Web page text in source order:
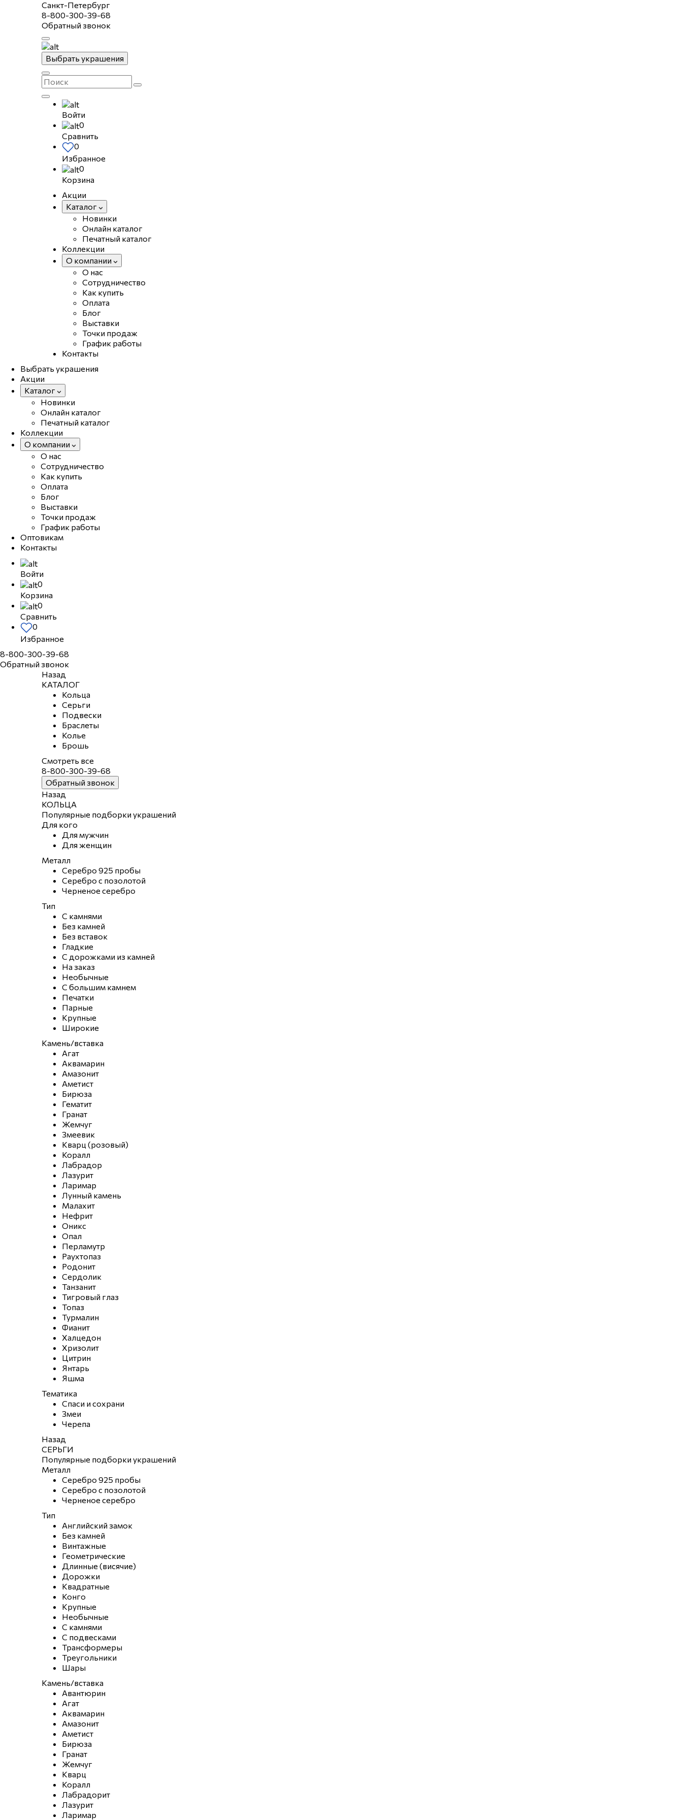
Санкт-Петербург
8-800-300-39-68
Обратный звонок
Выбрать украшения
Войти
0
Сравнить
0
Избранное
0
Корзина
Акции
Каталог
Новинки
Онлайн каталог
Печатный каталог
Коллекции
О компании
О нас
Сотрудничество
Как купить
Оплата
Блог
Выставки
Точки продаж
График работы
Контакты
Выбрать украшения
Акции
Каталог
Новинки
Онлайн каталог
Печатный каталог
Коллекции
О компании
О нас
Сотрудничество
Как купить
Оплата
Блог
Выставки
Точки продаж
График работы
Оптовикам
Контакты
Войти
0
Корзина
0
Сравнить
0
Избранное
8-800-300-39-68
Обратный звонок
Назад
КАТАЛОГ
Кольца
Серьги
Подвески
Браслеты
Колье
Брошь
Смотреть все
8-800-300-39-68
Обратный звонок
Назад
КОЛЬЦА
Популярные подборки украшений
Для кого
Для мужчин
Для женщин
Металл
Серебро 925 пробы
Серебро с позолотой
Черненое серебро
Тип
С камнями
Без камней
Без вставок
Гладкие
С дорожками из камней
На заказ
Необычные
С большим камнем
Печатки
Парные
Крупные
Широкие
Камень/вставка
Агат
Аквамарин
Амазонит
Аметист
Бирюза
Гематит
Гранат
Жемчуг
Змеевик
Кварц (розовый)
Коралл
Лабрадор
Лазурит
Ларимар
Лунный камень
Малахит
Нефрит
Оникс
Опал
Перламутр
Раухтопаз
Родонит
Сердолик
Танзанит
Тигровый глаз
Топаз
Турмалин
Фианит
Халцедон
Хризолит
Цитрин
Янтарь
Яшма
Тематика
Спаси и сохрани
Змеи
Черепа
Назад
СЕРЬГИ
Популярные подборки украшений
Металл
Серебро 925 пробы
Серебро с позолотой
Черненое серебро
Тип
Английский замок
Без камней
Винтажные
Геометрические
Длинные (висячие)
Дорожки
Квадратные
Конго
Крупные
Необычные
С камнями
С подвесками
Трансформеры
Треугольники
Шары
Камень/вставка
Авантюрин
Агат
Аквамарин
Амазонит
Аметист
Бирюза
Гранат
Жемчуг
Кварц
Коралл
Лабрадорит
Лазурит
Ларимар